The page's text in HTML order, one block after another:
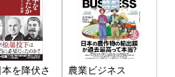
を降伏さ
農業ビジネス